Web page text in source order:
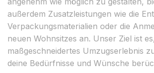
außerdem Zusatzleistungen wie die
Verpackungsmaterialien oder die
neuen Wohnsitzes an. Unser Ziel ist
maßgeschneidertes Umzugserlebnis
deine Bedürfnisse und Wünsche